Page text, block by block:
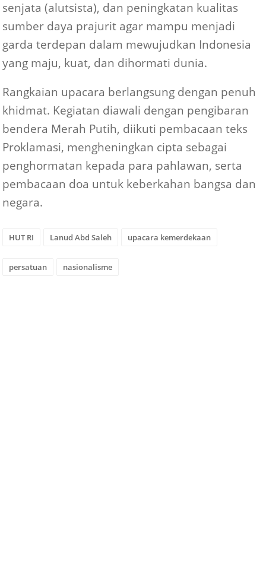
senjata (alutsista), dan peningkatan kualitas
sumber daya prajurit agar mampu menjadi
garda terdepan dalam mewujudkan Indonesia
yang maju, kuat, dan dihormati dunia.
Rangkaian upacara berlangsung dengan penuh
khidmat. Kegiatan diawali dengan pengibaran
bendera Merah Putih, diikuti pembacaan teks
Proklamasi, mengheningkan cipta sebagai
penghormatan kepada para pahlawan, serta
pembacaan doa untuk keberkahan bangsa dan
negara.
HUT RI Lanud Abd Saleh upacara kemerdekaan
persatuan nasionalisme